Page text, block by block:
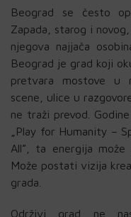
Beograd se često
Zapada, starog i
njegova najjača
Beograd je grad koji
pretvara mostove u
scene, ulice u
ne traži prevod.
„Play for Humanity –
All”, ta energija
Može postati vizija
grada.
Održivi grad ne